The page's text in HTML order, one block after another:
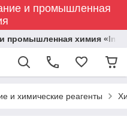
и промышленная
промышленная химия
и химические реагенты